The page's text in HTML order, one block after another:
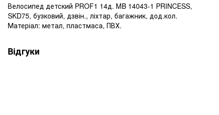
Велосипед детский PROF1 14д. MB 14043-1 PRINCESS,
SKD75, бузковий, дзвін., ліхтар, багажник, дод.кол.
Матеріал: метал, пластмаса, ПВХ.
Відгуки